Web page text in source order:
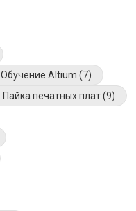
Обучение Altium (7)
Пайка печатных плат(9)